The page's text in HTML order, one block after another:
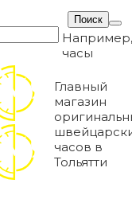
Например,
часы
Главный
магазин
часов в
Тольятти